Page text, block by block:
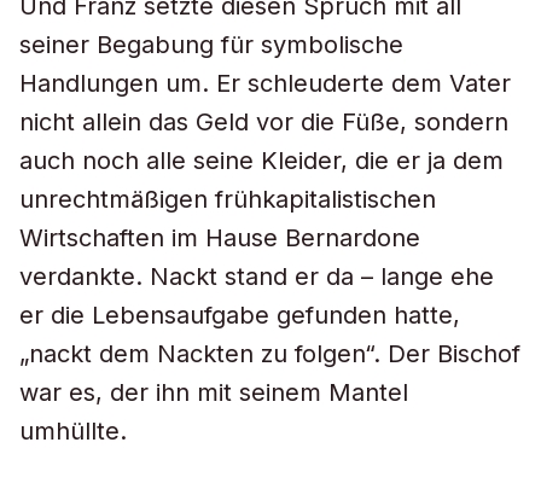
Und Franz setzte diesen Spruch mit all
seiner Begabung für symbolische
Handlungen um. Er schleuderte dem Vater
nicht allein das Geld vor die Füße, sondern
auch noch alle seine Kleider, die er ja dem
unrechtmäßigen frühkapitalistischen
Wirtschaften im Hause Bernardone
verdankte. Nackt stand er da – lange ehe
er die Lebensaufgabe gefunden hatte,
„nackt dem Nackten zu folgen“. Der Bischof
war es, der ihn mit seinem Mantel
umhüllte.